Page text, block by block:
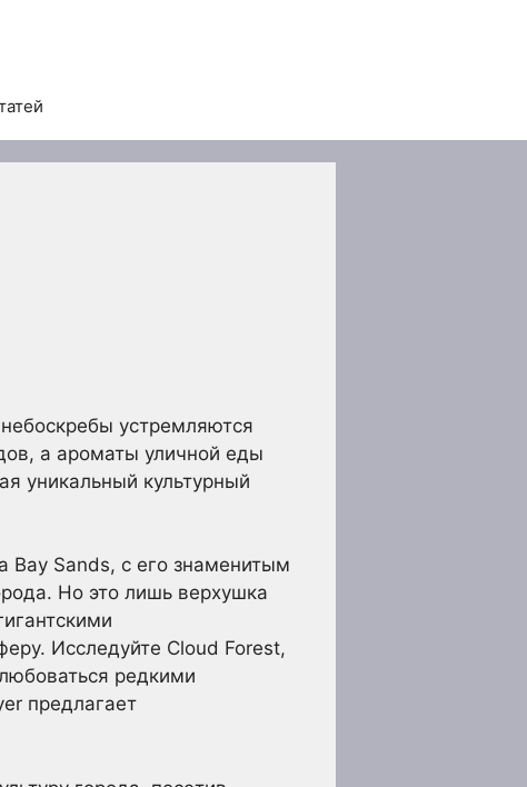
устремляются
а ароматы уличной еды
уникальный культурный
Bay Sands, с его знаменитым
Но это лишь верхушка
Исследуйте Cloud Forest,
редкими
предлагает